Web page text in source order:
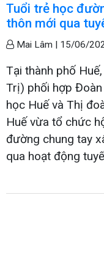
Tuổi trẻ học
thôn mới qua
Mai Lâm | 15/06/
Tại thành phố
Trị) phối hợp
học Huế và Thị
Huế vừa tổ chức
đường chung tay
qua hoạt động